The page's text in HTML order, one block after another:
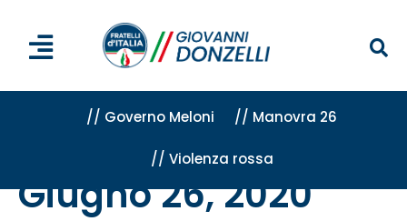
// Governo Meloni // Manovra 26
// Violenza rossa
Archivi per 26 Giugno 2020
Giugno 26, 2020